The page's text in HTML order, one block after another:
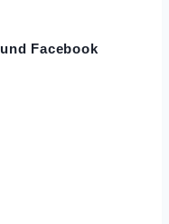
und Facebook